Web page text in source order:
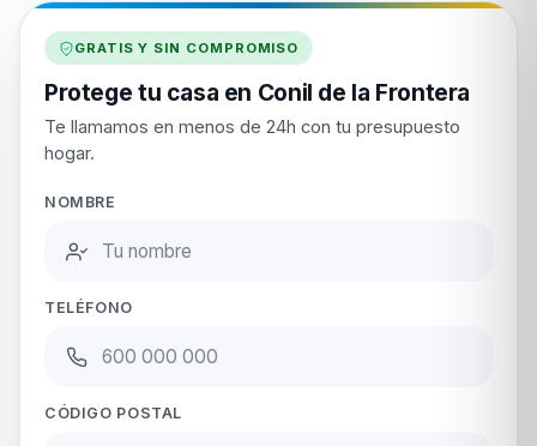
GRATIS Y SIN COMPROMISO
Protege tu casa en Conil de la Frontera
Te llamamos en menos de 24h con tu presupuesto
hogar.
NOMBRE
TELÉFONO
CÓDIGO POSTAL